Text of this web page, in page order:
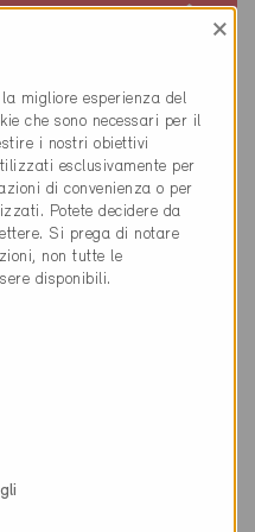
MF
×
migliore esperienza del
che sono necessari per il
i nostri obiettivi
esclusivamente per
di convenienza o per
Potete decidere da
Si prega di notare
non tutte le
disponibili.